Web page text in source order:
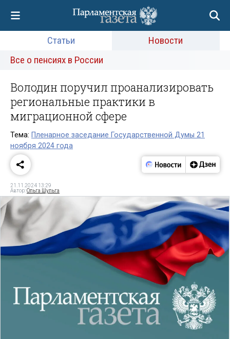
Статьи
Новости
Все о пенсиях в России
Володин поручил проанализировать
региональные практики в
миграционной сфере
Тема: Пленарное заседание Государственной Думы 21
ноября 2024 года
21.11.2024 13:29
Автор:Ольга Шульга